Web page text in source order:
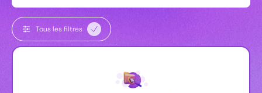
Tous les filtres